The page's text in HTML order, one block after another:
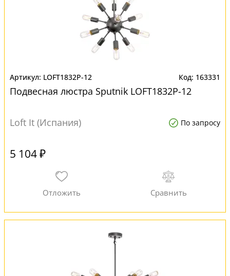
LOFT1832P-12 163331
Подвесная люстра Sputnik LOFT1832P-12
Loft It (Испания) По запросу
5 104 ₽